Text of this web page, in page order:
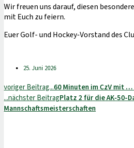
Wir freuen uns darauf, diesen
mit Euch zu feiern.
Euer Golf- und Hockey-Vorstand des
25. Juni 2026
voriger Beitrag...60 Minuten im CzV mit
...nächster BeitragPlatz 2 für die AK-50-
Mannschaftsmeisterschaften